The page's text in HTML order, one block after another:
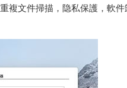
複文件掃描，隐私保護，軟